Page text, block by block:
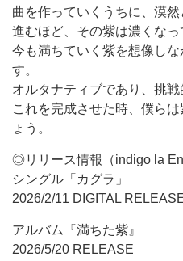
曲を作っていくうちに、漠
進むほど、その紫は濃くなっ
今も満ちていく紫を想像し
す。
オルタナティブであり、挑戦
これを完成させた時、僕ら
ょう。
◎リリース情報（indigo la
シングル「カグラ」
2026/2/11 DIGITAL
アルバム『満ちた紫』
2026/5/20 RELEASE